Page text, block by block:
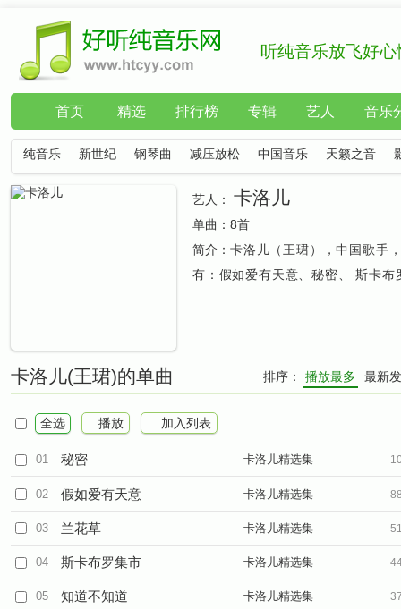
听纯音乐放飞好心
首页 精选 排行榜 专辑 艺人 音乐
纯音乐 新世纪 钢琴曲 减压放松 中国音乐 天籁之音
艺人： 卡洛儿
单曲： 8首
简介： 卡洛儿（王珺），中国歌手
有：假如爱有天意、秘密、 斯卡布
卡洛儿(王珺)的单曲 排序： 播放最多 最新
全选 播放 加入列表
01 秘密 卡洛儿精选集
02 假如爱有天意 卡洛儿精选集
03 兰花草 卡洛儿精选集
04 斯卡布罗集市 卡洛儿精选集
05 知道不知道 卡洛儿精选集